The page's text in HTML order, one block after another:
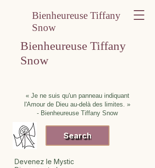
Bienheureuse Tiffany
Snow
Bienheureuse Tiffany
Snow
« Je ne suis qu'un panneau indiquant
l'Amour de Dieu au-delà des limites. »
- Bienheureuse Tiffany Snow
Search
Devenez le Mystic